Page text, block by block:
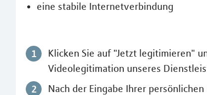
eine stabile Internetverbindung
Klicken Sie auf "Jetzt legitimieren"
Videolegitimation unseres
Nach der Eingabe Ihrer